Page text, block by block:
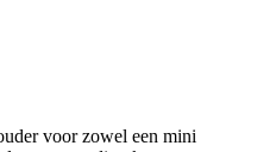
voor zowel een mini